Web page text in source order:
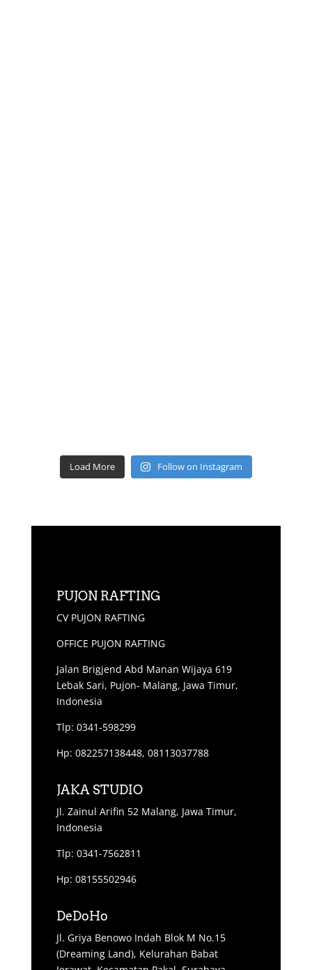
Load More Follow on Instagram
PUJON RAFTING
CV PUJON RAFTING
OFFICE PUJON RAFTING
Jalan Brigjend Abd Manan Wijaya 619
Lebak Sari, Pujon- Malang, Jawa Timur,
Indonesia
Tlp: 0341-598299
Hp: 082257138448, 08113037788
JAKA STUDIO
Jl. Zainul Arifin 52 Malang, Jawa Timur,
Indonesia
Tlp: 0341-7562811
Hp: 08155502946
DeDoHo
Jl. Griya Benowo Indah Blok M No.15
(Dreaming Land), Kelurahan Babat